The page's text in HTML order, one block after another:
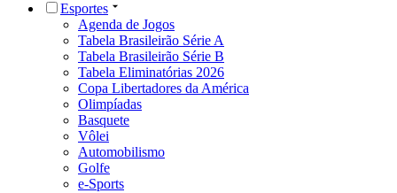
Esportes
Agenda de Jogos
Tabela Brasileirão Série A
Tabela Brasileirão Série B
Tabela Eliminatórias 2026
Copa Libertadores da América
Olimpíadas
Basquete
Vôlei
Automobilismo
Golfe
e-Sports